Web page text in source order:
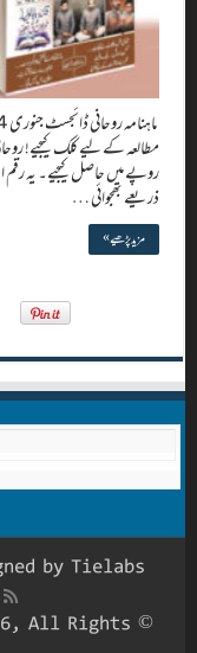
روپے میں حاصل کیجیے۔ یہ رقم
ذریعے بھجوائی …
مزید پڑھیے »
by Tielabs
All Rights